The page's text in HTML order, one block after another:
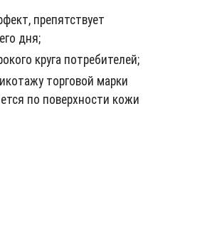
препятствует
дня;
круга потребителей;
торговой марки
по поверхности кожи